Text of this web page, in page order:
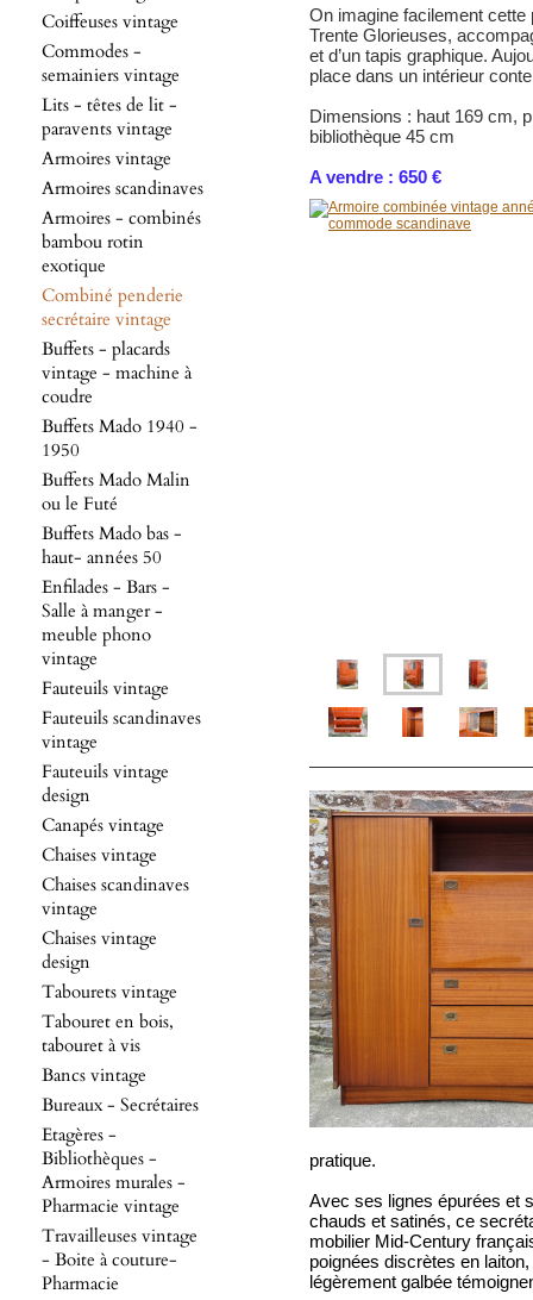
Coiffeuses vintage
Commodes -
semainiers vintage
Lits - têtes de lit -
paravents vintage
Armoires vintage
Armoires scandinaves
Armoires - combinés
bambou rotin
exotique
Combiné penderie
secrétaire vintage
Buffets - placards
vintage - machine à
coudre
Buffets Mado 1940 -
1950
Buffets Mado Malin
ou le Futé
Buffets Mado bas -
haut- années 50
Enfilades - Bars -
Salle à manger -
meuble phono
vintage
Fauteuils vintage
Fauteuils scandinaves
vintage
Fauteuils vintage
design
Canapés vintage
Chaises vintage
Chaises scandinaves
vintage
Chaises vintage
design
Tabourets vintage
Tabouret en bois,
tabouret à vis
Bancs vintage
Bureaux - Secrétaires
Etagères -
Bibliothèques -
Armoires murales -
Pharmacie vintage
Travailleuses vintage
- Boite à couture-
Pharmacie
On imagine facilement
Trente Glorieuses,
et d’un tapis graphique.
place dans un intérieur
Dimensions : haut 169 cm,
bibliothèque 45 cm
A vendre : 650 €
pratique.
Avec ses lignes épurées et
chauds et satinés, ce
mobilier Mid-Century
poignées discrètes en
légèrement galbée